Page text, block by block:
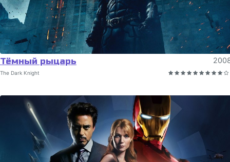
Тёмный рыцарь
The Dark Knight